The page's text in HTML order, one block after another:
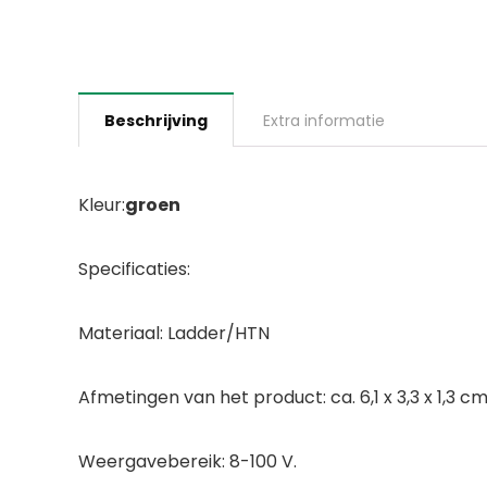
Beschrijving Extra informatie
Kleur:groen
Specificaties:
Materiaal: Ladder/HTN
Afmetingen van het product: ca. 6,1 x 3,3 x 1,3
Weergavebereik: 8-100 V.